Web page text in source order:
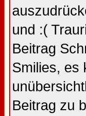
und :(
Beitrag
Smilies, es
Beitrag zu